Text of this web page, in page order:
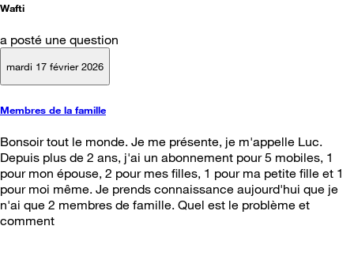
Wafti
a posté une question
mardi 17 février 2026
Membres de la famille
Bonsoir tout le monde. Je me présente, je m'appelle Luc.
Depuis plus de 2 ans, j'ai un abonnement pour 5 mobiles, 1
pour mon épouse, 2 pour mes filles, 1 pour ma petite fille et 1
pour moi même. Je prends connaissance aujourd'hui que je
n'ai que 2 membres de famille. Quel est le problème et
comment